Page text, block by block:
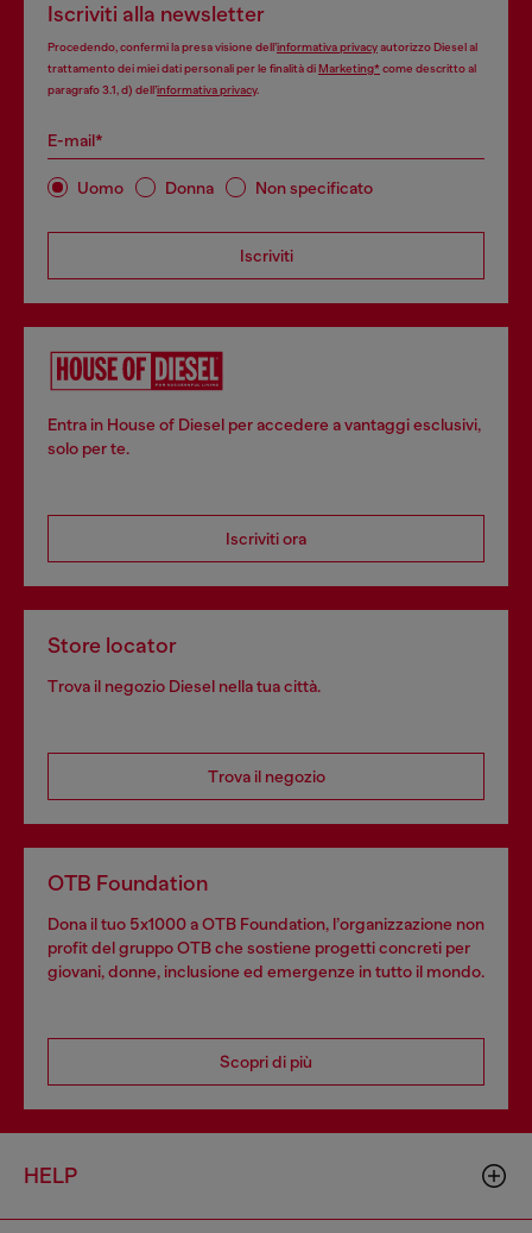
Iscriviti alla newsletter
Procedendo, confermi la presa visione dell’informativa privacyautorizzo Diesel al
trattamento dei miei dati personali per le finalità diMarketing*come descritto al
paragrafo 3.1, d) dell’informativa privacy.
E-mail*
Uomo Donna Non specificato
Iscriviti
Entra in House of Diesel per accedere a vantaggi esclusivi,
solo per te.
Iscriviti ora
Store locator
Trova il negozio Diesel nella tua città.
Trova il negozio
OTB Foundation
Dona il tuo 5x1000 a OTB Foundation, l’organizzazione non
profit del gruppo OTB che sostiene progetti concreti per
giovani, donne, inclusione ed emergenze in tutto il mondo.
Scopri di più
HELP